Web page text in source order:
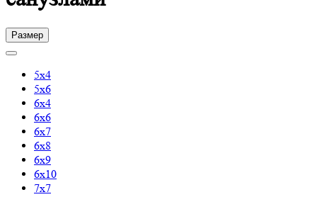
Размер
5х4
5х6
6х4
6х6
6х7
6х8
6х9
6х10
7х7